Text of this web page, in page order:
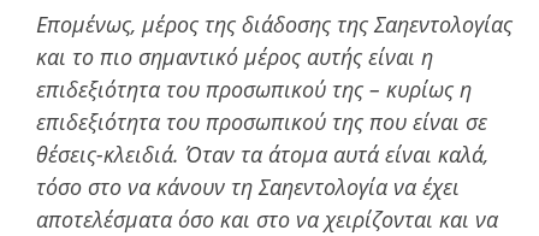
Επομένως, μέρος της διάδοσης της Σαηεντολογίας
και το πιο σημαντικό μέρος αυτής είναι η
επιδεξιότητα του προσωπικού της – κυρίως η
επιδεξιότητα του προσωπικού της που είναι σε
θέσεις-κλειδιά. Όταν τα άτοµα αυτά είναι καλά,
τόσο στο να κάνουν τη Σαηεντολογία να έχει
αποτελέσµατα όσο και στο να χειρίζονται και να